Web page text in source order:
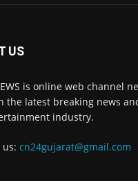
US
is online web channel
the latest breaking news
industry.
us: cn24gujarat@gmail.com